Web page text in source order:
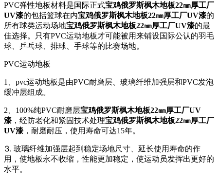
PVC弹性地板材料是国际正式宝鸡俄罗斯枫木地板22㎜厚工厂
UV漆的包括篮球在内宝鸡俄罗斯枫木地板22㎜厚工厂UV漆的
所有球类运动场地宝鸡俄罗斯枫木地板22㎜厚工厂UV漆的最
佳选择。只有PVC运动地板才可能被用来铺设国际公认的羽毛
球、乒乓球、排球、手球等的比赛场地。
PVC运动地板
1、pvc运动地板是由PVC耐磨层、玻璃纤维加强层和PVC发泡
缓冲层组成。
2、100%纯PVC耐磨层宝鸡俄罗斯枫木地板22㎜厚工厂UV
漆 ，经防老化和紧固技术处理宝鸡俄罗斯枫木地板22㎜厚工厂
UV漆 ，耐磨耐压，使用寿命可达15年。
⒊ 玻璃纤维加强层起到稳定场地尺寸、延长使用寿命的作
用，使地板永不收缩，性能更加稳定，使运动员发挥出更好的
水平。